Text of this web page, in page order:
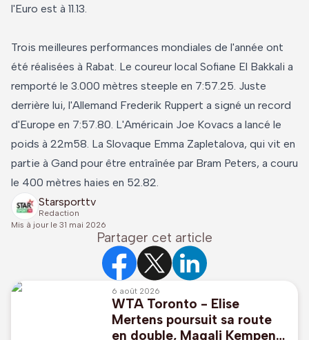
l'Euro est à 11.13.
Trois meilleures performances mondiales de l'année ont
été réalisées à Rabat. Le coureur local Sofiane El Bakkali a
remporté le 3.000 mètres steeple en 7:57.25. Juste
derrière lui, l'Allemand Frederik Ruppert a signé un record
d'Europe en 7:57.80. L'Américain Joe Kovacs a lancé le
poids à 22m58. La Slovaque Emma Zapletalova, qui vit en
partie à Gand pour être entraînée par Bram Peters, a couru
le 400 mètres haies en 52.82.
Starsporttv
Redaction
Mis à jour le 31 mai 2026
Partager cet article
6 août 2026
WTA Toronto - Elise
Mertens poursuit sa route
en double, Magali Kempen